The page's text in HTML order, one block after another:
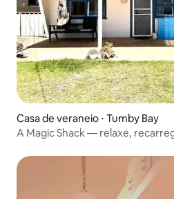
Casa de veraneio ⋅ Tumby Bay
A Magic Shack — relaxe,